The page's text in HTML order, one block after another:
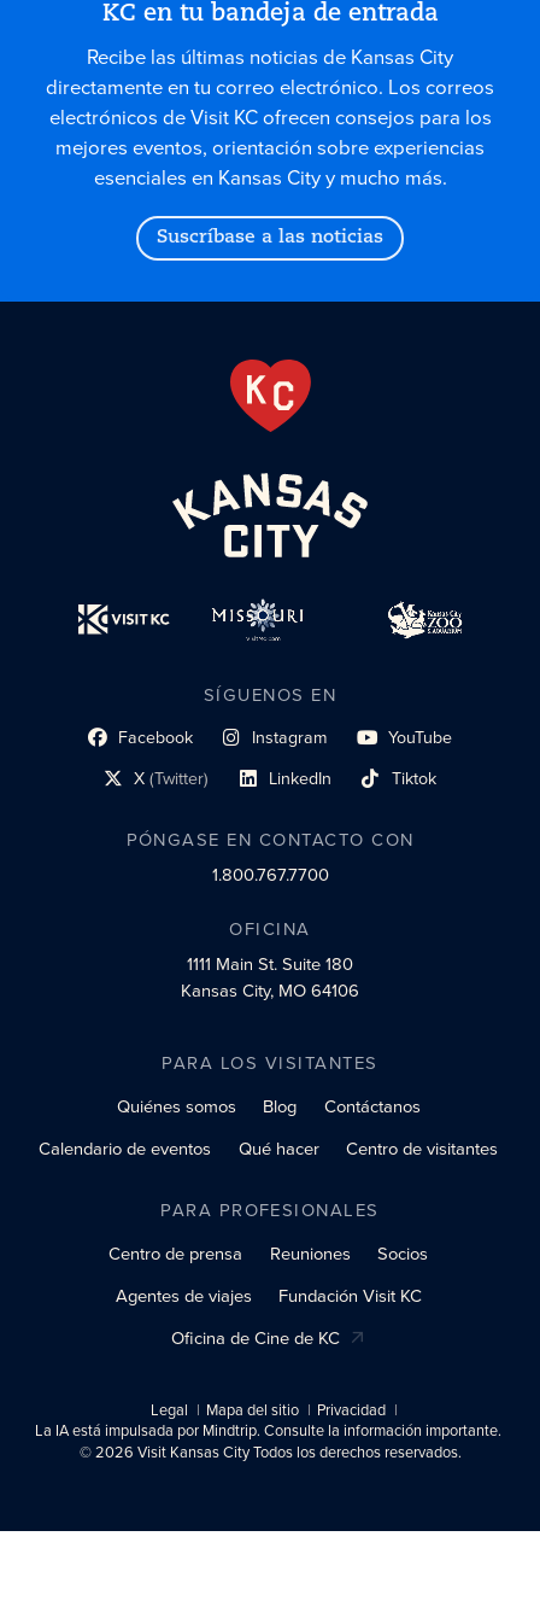
KC en tu bandeja de entrada
Recibe las últimas noticias de Kansas City
directamente en tu correo electrónico. Los correos
electrónicos de Visit KC ofrecen consejos para los
mejores eventos, orientación sobre experiencias
esenciales en Kansas City y mucho más.
Suscríbase a las noticias
SÍGUENOS EN
Facebook
enlace al perfil social Instagram
enlace de perfil social YouTube
enlace de perfil social
X(Twitter)
enlace al perfil social LinkedIn
enlace al perfil social Tiktok
enlace al perfil social
PÓNGASE EN CONTACTO CON
1.800.767.7700
OFICINA
1111 Main St.Suite 180
Kansas City, MO 64106
PARA LOS VISITANTES
Quiénes somos
Blog
Contáctanos
Calendario de eventos
Qué hacer Centro de visitantes
PARA PROFESIONALES
Centro de prensa
Reuniones
Socios
Agentes de viajes
Fundación Visit KC
Oficina de Cine de KC
Legal Mapa del sitio
Privacidad
La IA está impulsada por Mindtrip. Consulte la información importante.
© 2026 Visit Kansas City Todos los derechos reservados.